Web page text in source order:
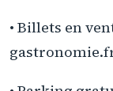
• Billets en